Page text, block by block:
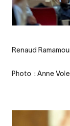
Legende
Renaud
Credit
Photo : Anne